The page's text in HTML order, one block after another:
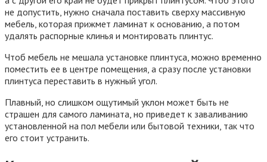
не допустить, нужно сначала поставить сверху массивную
мебель, которая прижмет ламинат к основанию, а потом
удалять распорные клинья и монтировать плинтус.
Чтоб мебель не мешала установке плинтуса, можно временно
поместить ее в центре помещения, а сразу после установки
плинтуса переставить в нужный угол.
Плавный, но слишком ощутимый уклон может быть не
страшен для самого ламината, но приведет к заваливанию
установленной на пол мебели или бытовой техники, так что
его стоит устранить.